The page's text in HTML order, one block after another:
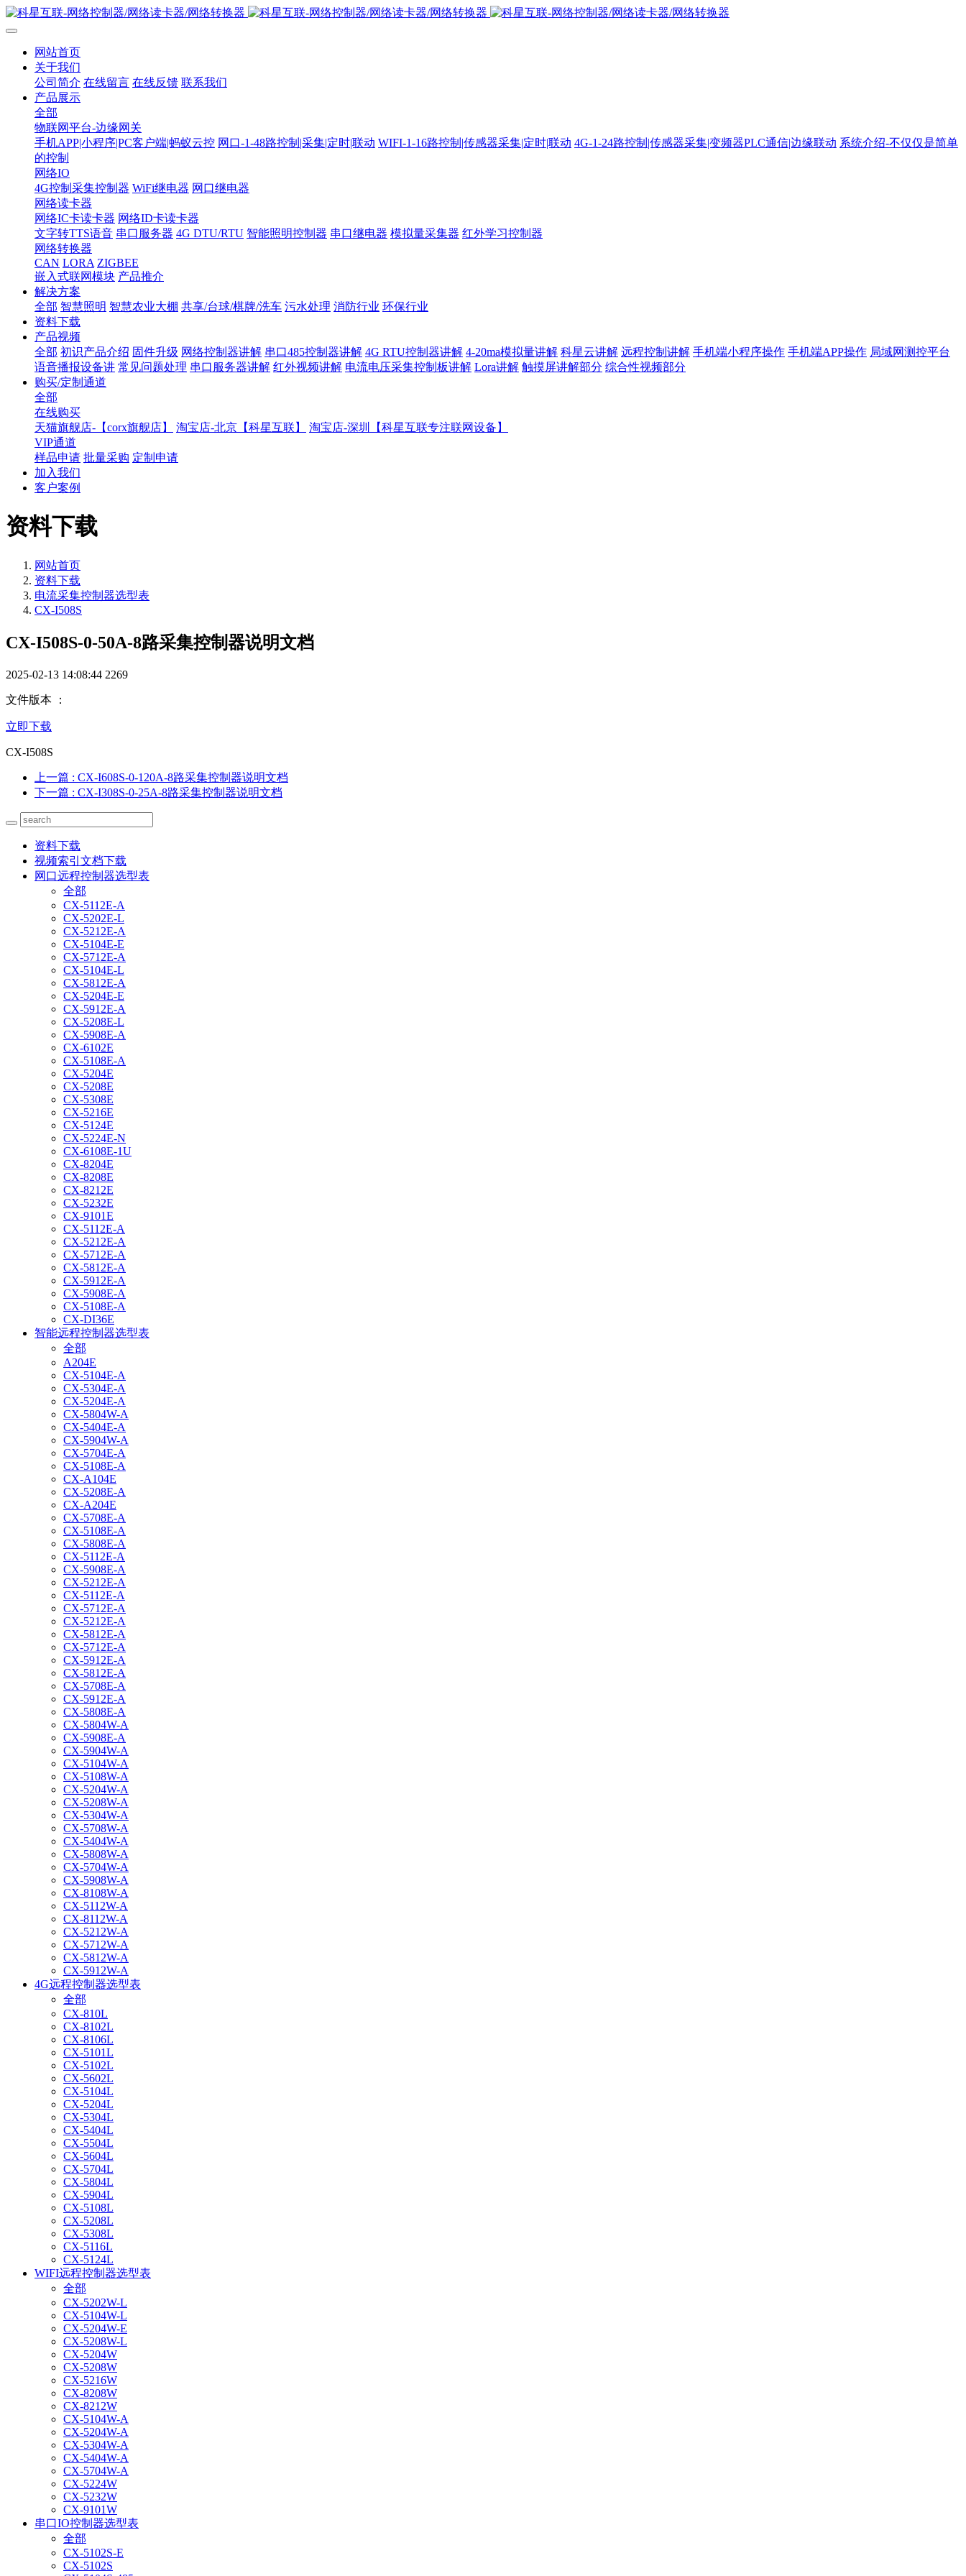
网站首页
关于我们
公司简介 在线留言 在线反馈 联系我们
产品展示
全部
物联网平台-边缘网关
手机APP|小程序|PC客户端|蚂蚁云控 网口-1-48路控制|采集|定时|联动 WIFI-1-16路控制|传感器采集|定时|联动 4G-1-24路控制|传感器采集|变频器PLC通信|边缘联动 系统介绍-不仅仅是简单
的控制
网络IO
4G控制采集控制器 WiFi继电器 网口继电器
网络读卡器
网络IC卡读卡器 网络ID卡读卡器
文字转TTS语音 串口服务器 4G DTU/RTU 智能照明控制器 串口继电器 模拟量采集器 红外学习控制器
网络转换器
CAN LORA ZIGBEE
嵌入式联网模块 产品推介
解决方案
全部 智慧照明 智慧农业大棚 共享/台球/棋牌/洗车 污水处理 消防行业 环保行业
资料下载
产品视频
全部 初识产品介绍 固件升级 网络控制器讲解 串口485控制器讲解 4G RTU控制器讲解 4-20ma模拟量讲解 科星云讲解 远程控制讲解 手机端小程序操作 手机端APP操作 局域网测控平台
语音播报设备讲 常见问题处理 串口服务器讲解 红外视频讲解 电流电压采集控制板讲解 Lora讲解 触摸屏讲解部分 综合性视频部分
购买/定制通道
全部
在线购买
天猫旗舰店-【corx旗舰店】
淘宝店-北京【科星互联】
淘宝店-深圳【科星互联专注联网设备】
VIP通道
样品申请 批量采购 定制申请
加入我们
客户案例
资料下载
网站首页
资料下载
电流采集控制器选型表
CX-I508S
CX-I508S-0-50A-8路采集控制器说明文档
2025-02-13 14:08:44 2269
文件版本 ：
立即下载
CX-I508S
上一篇 : CX-I608S-0-120A-8路采集控制器说明文档
下一篇 : CX-I308S-0-25A-8路采集控制器说明文档
资料下载
视频索引文档下载
网口远程控制器选型表
全部
CX-5112E-A
CX-5202E-L
CX-5212E-A
CX-5104E-E
CX-5712E-A
CX-5104E-L
CX-5812E-A
CX-5204E-E
CX-5912E-A
CX-5208E-L
CX-5908E-A
CX-6102E
CX-5108E-A
CX-5204E
CX-5208E
CX-5308E
CX-5216E
CX-5124E
CX-5224E-N
CX-6108E-1U
CX-8204E
CX-8208E
CX-8212E
CX-5232E
CX-9101E
CX-5112E-A
CX-5212E-A
CX-5712E-A
CX-5812E-A
CX-5912E-A
CX-5908E-A
CX-5108E-A
CX-DI36E
智能远程控制器选型表
全部
A204E
CX-5104E-A
CX-5304E-A
CX-5204E-A
CX-5804W-A
CX-5404E-A
CX-5904W-A
CX-5704E-A
CX-5108E-A
CX-A104E
CX-5208E-A
CX-A204E
CX-5708E-A
CX-5108E-A
CX-5808E-A
CX-5112E-A
CX-5908E-A
CX-5212E-A
CX-5112E-A
CX-5712E-A
CX-5212E-A
CX-5812E-A
CX-5712E-A
CX-5912E-A
CX-5812E-A
CX-5708E-A
CX-5912E-A
CX-5808E-A
CX-5804W-A
CX-5908E-A
CX-5904W-A
CX-5104W-A
CX-5108W-A
CX-5204W-A
CX-5208W-A
CX-5304W-A
CX-5708W-A
CX-5404W-A
CX-5808W-A
CX-5704W-A
CX-5908W-A
CX-8108W-A
CX-5112W-A
CX-8112W-A
CX-5212W-A
CX-5712W-A
CX-5812W-A
CX-5912W-A
4G远程控制器选型表
全部
CX-810L
CX-8102L
CX-8106L
CX-5101L
CX-5102L
CX-5602L
CX-5104L
CX-5204L
CX-5304L
CX-5404L
CX-5504L
CX-5604L
CX-5704L
CX-5804L
CX-5904L
CX-5108L
CX-5208L
CX-5308L
CX-5116L
CX-5124L
WIFI远程控制器选型表
全部
CX-5202W-L
CX-5104W-L
CX-5204W-E
CX-5208W-L
CX-5204W
CX-5208W
CX-5216W
CX-8208W
CX-8212W
CX-5104W-A
CX-5204W-A
CX-5304W-A
CX-5404W-A
CX-5704W-A
CX-5224W
CX-5232W
CX-9101W
串口IO控制器选型表
全部
CX-5102S-E
CX-5102S